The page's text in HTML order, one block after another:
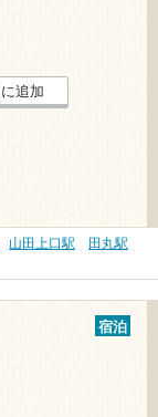
追加
山田上口駅
田丸駅
宿泊